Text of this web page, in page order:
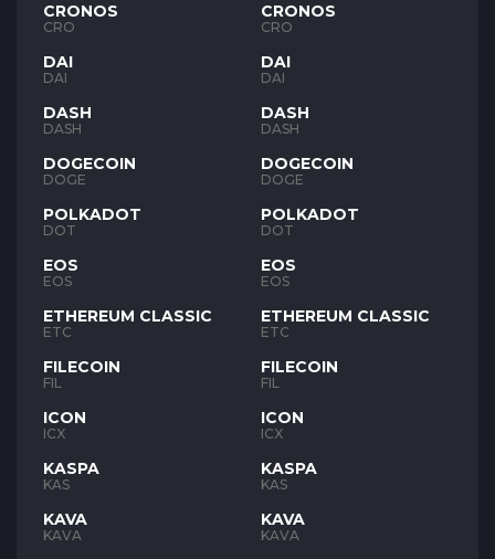
CRONOS
CRO
DAI
DAI
DASH
DASH
DOGECOIN
DOGE
POLKADOT
DOT
EOS
EOS
ETHEREUM CLASSIC
ETC
FILECOIN
FIL
ICON
ICX
KASPA
KAS
KAVA
KAVA
CRONOS
CRO
DAI
DAI
DASH
DASH
DOGECOIN
DOGE
POLKADOT
DOT
EOS
EOS
ETHEREUM CLASSIC
ETC
FILECOIN
FIL
ICON
ICX
KASPA
KAS
KAVA
KAVA